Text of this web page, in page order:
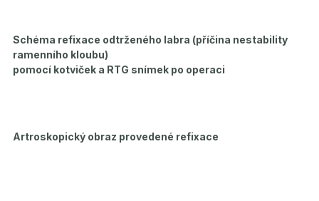
Schéma refixace odtrženého labra (příčina nestability
ramenního kloubu)
pomocí kotviček a RTG snímek po operaci
Artroskopický obraz provedené refixace